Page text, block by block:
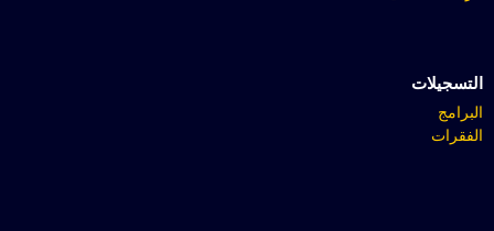
التسجيلات
البرامج
الفقرات